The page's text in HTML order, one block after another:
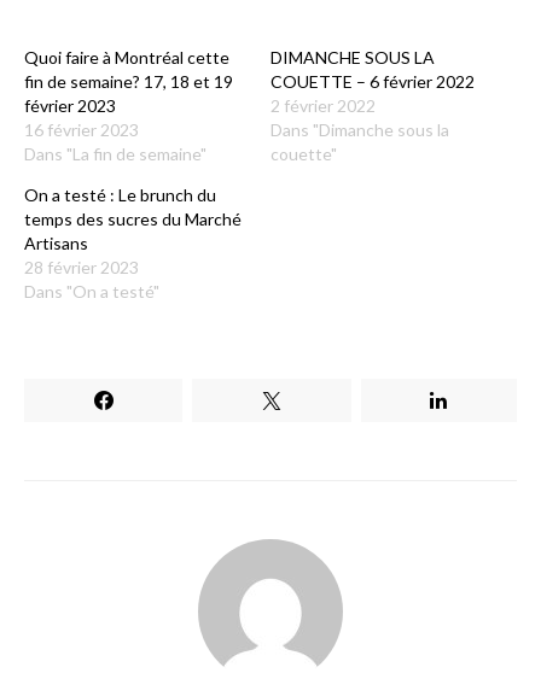
Quoi faire à Montréal cette
fin de semaine? 17, 18 et 19
février 2023
16 février 2023
Dans "La fin de semaine"
DIMANCHE SOUS LA
COUETTE – 6 février 2022
2 février 2022
Dans "Dimanche sous la
couette"
On a testé : Le brunch du
temps des sucres du Marché
Artisans
28 février 2023
Dans "On a testé"